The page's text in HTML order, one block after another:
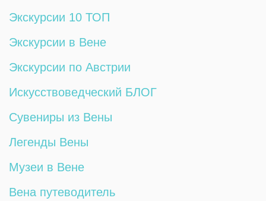
Экскурсии 10 ТОП
Экскурсии в Вене
Экскурсии по Австрии
Искусствоведческий БЛОГ
Сувениры из Вены
Легенды Вены
Музеи в Вене
Вена путеводитель